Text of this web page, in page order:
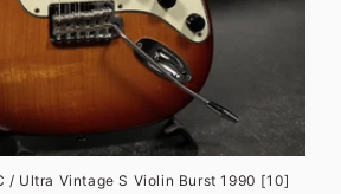
/ Ultra Vintage S Violin Burst 1990 [10]